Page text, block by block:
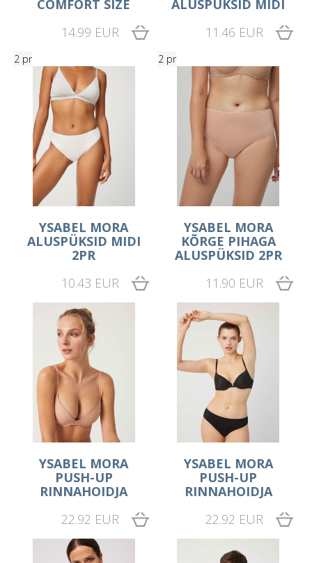
COMFORT SIZE
14.99 EUR
ALUSPÜKSID MIDI
11.46 EUR
2 pr
YSABEL MORA
ALUSPÜKSID MIDI
2PR
10.43 EUR
2 pr
YSABEL MORA
KÕRGE PIHAGA
ALUSPÜKSID 2PR
11.90 EUR
YSABEL MORA
PUSH-UP
RINNAHOIDJA
22.92 EUR
YSABEL MORA
PUSH-UP
RINNAHOIDJA
22.92 EUR